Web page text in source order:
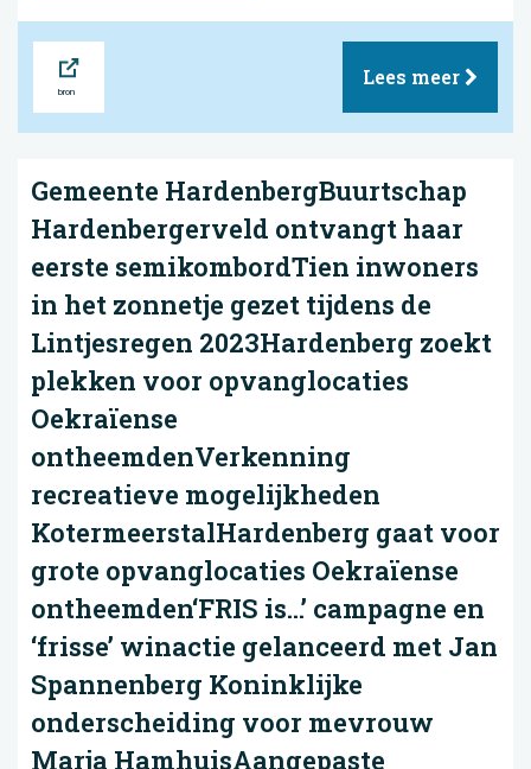
Lees meer
Gemeente HardenbergBuurtschap
Hardenbergerveld ontvangt haar
eerste semikombordTien inwoners
in het zonnetje gezet tijdens de
Lintjesregen 2023Hardenberg zoekt
plekken voor opvanglocaties
Oekraïense
ontheemdenVerkenning
recreatieve mogelijkheden
KotermeerstalHardenberg gaat voor
grote opvanglocaties Oekraïense
ontheemden‘FRIS is…’ campagne en
‘frisse’ winactie gelanceerd met Jan
Spannenberg Koninklijke
onderscheiding voor mevrouw
Marja HamhuisAangepaste